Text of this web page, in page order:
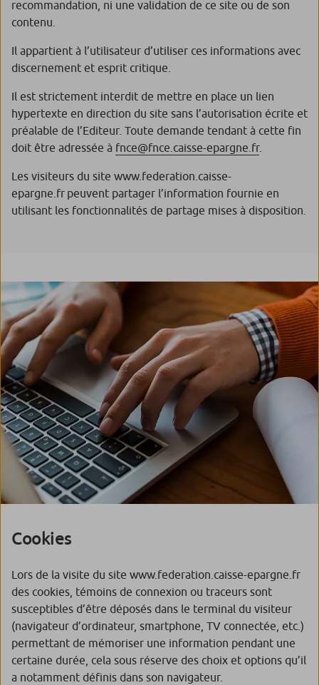
recommandation, ni une validation de ce site ou de son
contenu.
Il appartient à l’utilisateur d’utiliser ces informations avec
discernement et esprit critique.
Il est strictement interdit de mettre en place un lien
hypertexte en direction du site sans l’autorisation écrite et
préalable de l’Editeur. Toute demande tendant à cette fin
doit être adressée à fnce@fnce.caisse-epargne.fr.
Les visiteurs du site www.federation.caisse-
epargne.fr peuvent partager l’information fournie en
utilisant les fonctionnalités de partage mises à disposition.
Cookies
Lors de la visite du site www.federation.caisse-epargne.fr
des cookies, témoins de connexion ou traceurs sont
susceptibles d’être déposés dans le terminal du visiteur
(navigateur d’ordinateur, smartphone, TV connectée, etc.)
permettant de mémoriser une information pendant une
certaine durée, cela sous réserve des choix et options qu’il
a notamment définis dans son navigateur.